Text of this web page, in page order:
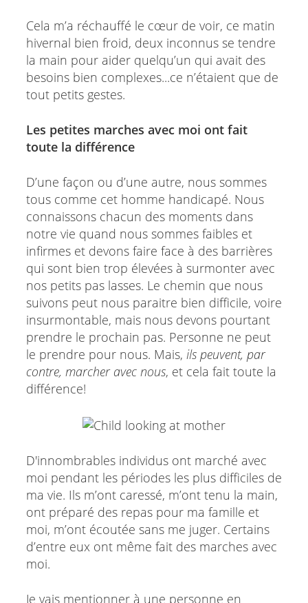
Cela m’a réchauffé le cœur de voir, ce matin
hivernal bien froid, deux inconnus se tendre
la main pour aider quelqu’un qui avait des
besoins bien complexes...ce n’étaient que de
tout petits gestes.
Les petites marches avec moi ont fait
toute la différence
D’une façon ou d’une autre, nous sommes
tous comme cet homme handicapé. Nous
connaissons chacun des moments dans
notre vie quand nous sommes faibles et
infirmes et devons faire face à des barrières
qui sont bien trop élevées à surmonter avec
nos petits pas lasses. Le chemin que nous
suivons peut nous paraitre bien difficile, voire
insurmontable, mais nous devons pourtant
prendre le prochain pas. Personne ne peut
le prendre pour nous. Mais, ils peuvent, par
contre, marcher avec nous, et cela fait toute la
différence!
D'innombrables individus ont marché avec
moi pendant les périodes les plus difficiles de
ma vie. Ils m’ont caressé, m’ont tenu la main,
ont préparé des repas pour ma famille et
moi, m’ont écoutée sans me juger. Certains
d’entre eux ont même fait des marches avec
moi.
Je vais mentionner à une personne en